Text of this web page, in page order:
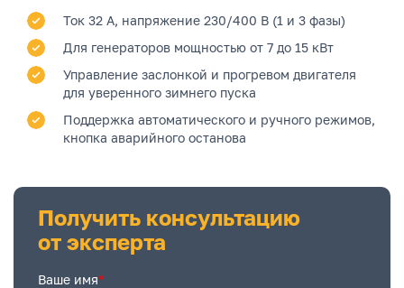
Ток 32 А, напряжение 230/400 В (1 и 3 фазы)
Для генераторов мощностью от 7 до 15 кВт
Управление заслонкой и прогревом двигателя
для уверенного зимнего пуска
Поддержка автоматического и ручного режимов,
кнопка аварийного останова
Получить консультацию
от эксперта
Ваше имя*